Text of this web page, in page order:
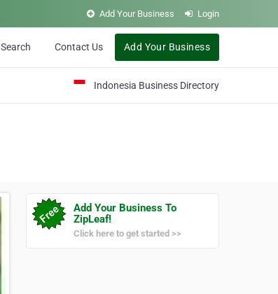
Add Your Business Login
Search Contact Us Add Your Business
Indonesia Business Directory
Add Your Business To
ZipLeaf!
Click here to get started >>